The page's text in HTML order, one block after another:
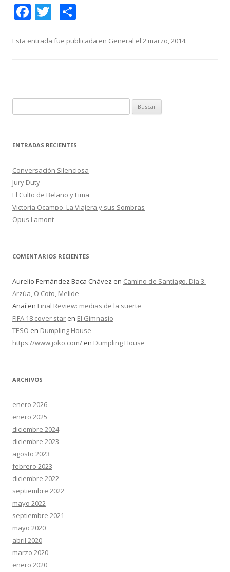
F
e
o
k
T
itt m
ti
r
Esta entrada fue publicada en General el 2 marzo, 2014.
u
c
r
:
ENTRADAS RECIENTES
Conversación Silenciosa
Jury Duty
El Culto de Belano y Lima
Victoria Ocampo. La Viajera y sus Sombras
Opus Lamont
COMENTARIOS RECIENTES
Aurelio Fernández Baca Chávez en Camino de Santiago. Día 3.
Arzúa, O Coto, Melide
Anaí en Final Review: medias de la suerte
FIFA 18 cover star en El Gimnasio
TESO en Dumpling House
https://www.joko.com/ en Dumpling House
ARCHIVOS
enero 2026
enero 2025
diciembre 2024
diciembre 2023
agosto 2023
febrero 2023
diciembre 2022
septiembre 2022
mayo 2022
septiembre 2021
mayo 2020
abril 2020
marzo 2020
enero 2020